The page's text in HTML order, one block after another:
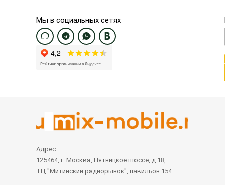
Мы в социальных сетях
Адрес:
125464, г. Москва, Пятницкое шоссе, д.18,
ТЦ "Митинский радиорынок", павильон 154